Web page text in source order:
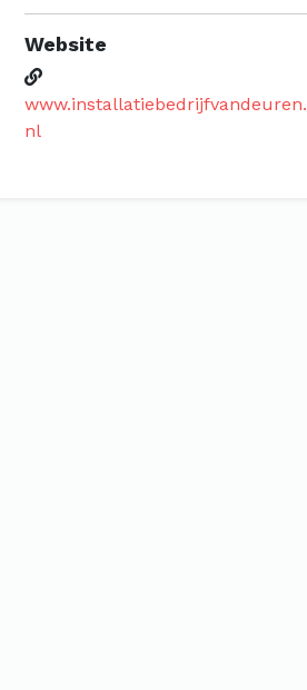
Website
www.installatiebedrijfvandeuren.
nl